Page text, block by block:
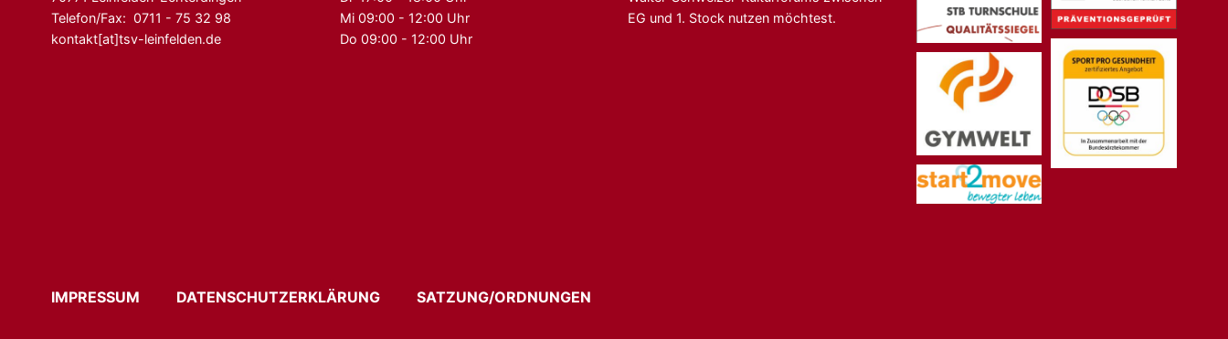
Telefon/Fax: 0711 - 75 32 98
kontakt[at]tsv-leinfelden.de
Mi 09:00 - 12:00 Uhr
Do 09:00 - 12:00 Uhr
EG und 1. Stock nutzen möchtest.
IMPRESSUM DATENSCHUTZERKLÄRUNG SATZUNG/ORDNUNGEN